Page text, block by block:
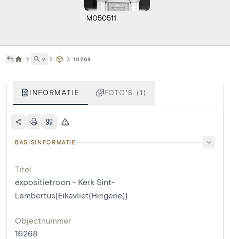
M050511
˅ 16268
INFORMATIE FOTO'S (1)
BASISINFORMATIE
Titel
expositietroon - Kerk Sint-
Lambertus[Eikevliet(Hingene)]
Objectnummer
16268